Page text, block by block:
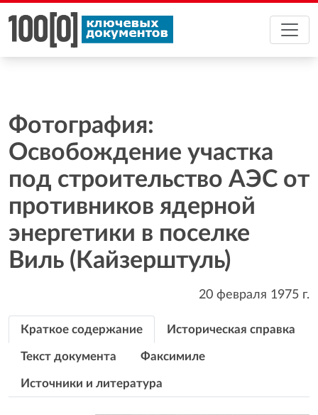
Фотография:
Освобождение участка
под строительство АЭС от
противников ядерной
энергетики в поселке
Виль (Кайзерштуль)
20 февраля 1975 г.
Краткое содержание Историческая справка
Текст документа Факсимиле
Источники и литература